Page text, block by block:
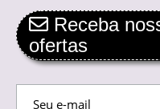
Receba
ofertas